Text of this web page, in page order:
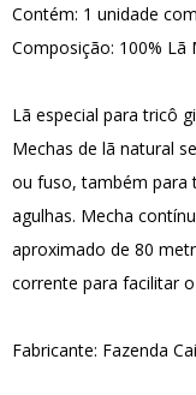
Contém: 1 unidade
Composição: 100% Lã
Lã especial para tricô
Mechas de lã natural
ou fuso, também para
agulhas. Mecha
aproximado de 80
corrente para facilitar
Fabricante: Fazenda